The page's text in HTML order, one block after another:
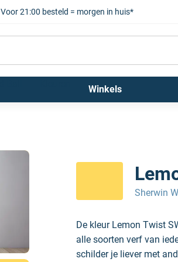
Voor 21:00 besteld = morgen in huis*
Winkels
Sherwin
De kleur Lemon Twist
alle soorten verf van
schilder je liever met